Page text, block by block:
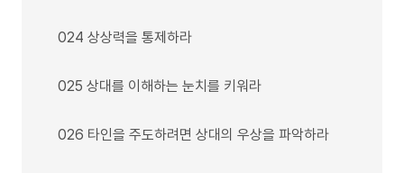
024 상상력을 통제하라
025 상대를 이해하는 눈치를 키워라
026 타인을 주도하려면 상대의 우상을 파악하라